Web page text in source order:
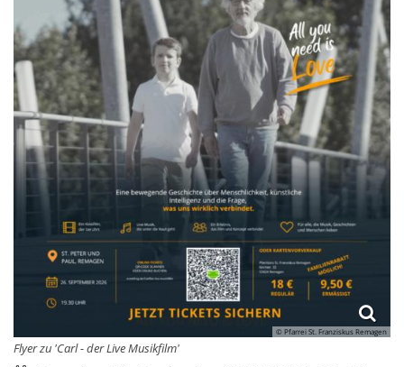
© Pfarrei St. Franziskus Remagen
Flyer zu 'Carl - der Live Musikfilm'